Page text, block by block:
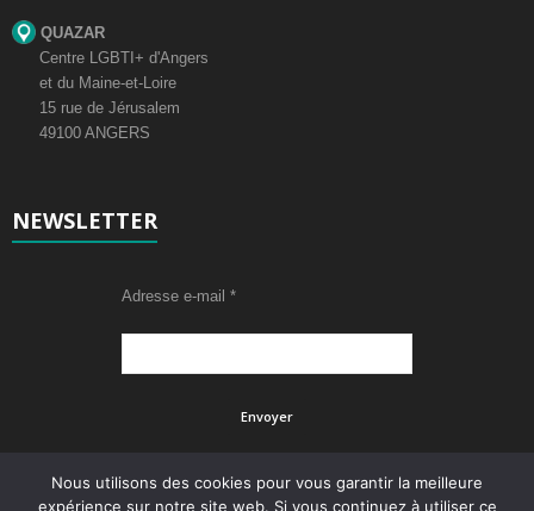
QUAZAR
Centre LGBTI+ d'Angers
et du Maine-et-Loire
15 rue de Jérusalem
49100 ANGERS
NEWSLETTER
Adresse e-mail *
Nous utilisons des cookies pour vous garantir la meilleure
expérience sur notre site web. Si vous continuez à utiliser ce